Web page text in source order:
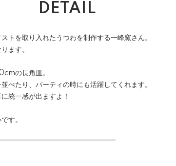
DETAIL
トを取り入れたうつわを制作する一峰窯さん。
ます。
の長角皿。
べたり、パーティの時にも活躍してくれます。
統一感が出ますよ！
す。